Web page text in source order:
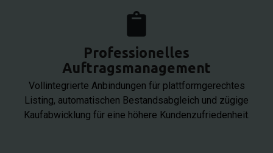
Professionelles
Auftragsmanagement
Vollintegrierte Anbindungen für plattformgerechtes
Listing, automatischen Bestandsabgleich und zügige
Kaufabwicklung für eine höhere Kundenzufriedenheit.